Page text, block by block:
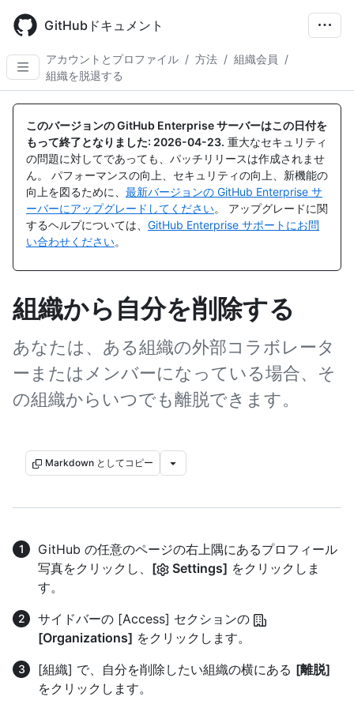
main
content
GitHubドキュメント
アカウントとプロファイル / 方法 / 組織会員
/
組織を脱退する
このバージョンの GitHub Enterprise サーバーはこの日付を
もって終了となりました: 2026-04-23. 重大なセキュリティ
の問題に対してであっても、パッチリリースは作成されませ
ん。 パフォーマンスの向上、セキュリティの向上、新機能の
向上を図るために、 最新バージョンの GitHub Enterprise サ
ーバーにアップグレードしてください。 アップグレードに関
するヘルプについては、 GitHub Enterprise サポートにお問
い合わせください。
組織から自分を削除する
あなたは、ある組織の外部コラボレータ
ーまたはメンバーになっている場合、そ
の組織からいつでも離脱できます。
Markdown としてコピー
GitHub の任意のページの右上隅にあるプロフィール
写真をクリックし、 [ Settings] をクリックしま
す。
サイドバーの [Access] セクションの
[Organizations] をクリックします。
[組織] で、自分を削除したい組織の横にある [離脱]
をクリックします。